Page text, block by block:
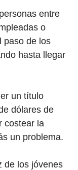
entre
o
paso de los
hasta llegar
un título
dólares de
costear la
un problema.
de los jóvenes